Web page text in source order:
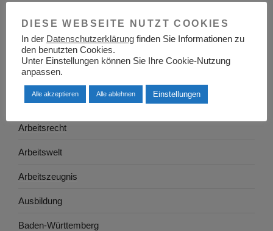
Aktuelles
Allgemein
Arbeitgeber
Arbeitsplatzsuche
Arbeitsrecht
Arbeitswelt
Arbeitszeugnis
Ausbildung
Baden-Württemberg
DIESE WEBSEITE NUTZT COOKIES
In der Datenschutzerklärung finden Sie Informationen zu
den benutzten Cookies.
Unter Einstellungen können Sie Ihre Cookie-Nutzung
anpassen.
Alle akzeptieren Alle ablehnen Einstellungen